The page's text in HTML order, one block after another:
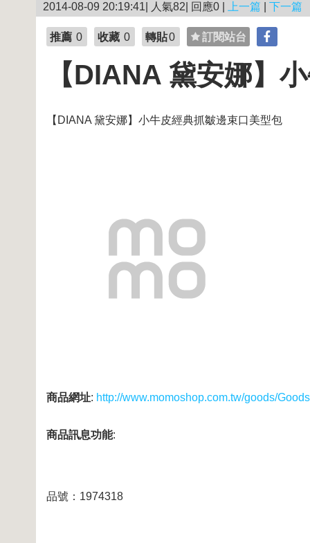
2014-08-09 20:19:41| 人氣82| 回應0 | 上一篇 下一篇
推薦 0 收藏 0 轉貼0 訂閱站台
【DIANA 黛安娜】
【DIANA 黛安娜】小牛皮經典抓皺邊束口美型包
商品網址: http://www.momoshop.com.tw/goods/
商品訊息功能:
品號：1974318